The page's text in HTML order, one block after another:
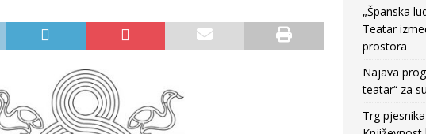
„Španska
Teatar
prostora
Najava
teatar“ za
Trg